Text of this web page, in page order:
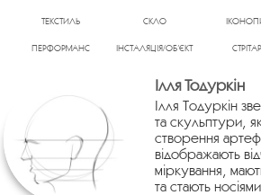
ТЕКСТИЛЬ СКЛО
ПЕРФОРМАНС ІНСТАЛЯЦІЯ/ОБ’ЄКТ
Ілля Тодуркін
Ілля Тодуркін
та скульптури,
створення
відображають
міркування,
та стають